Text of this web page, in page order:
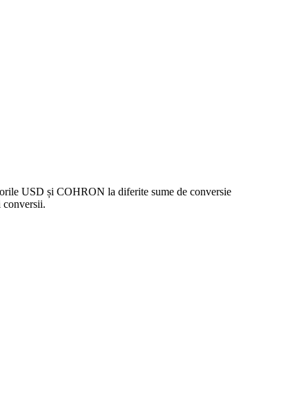
USD și COHRON la diferite sume de conversie
conversii.